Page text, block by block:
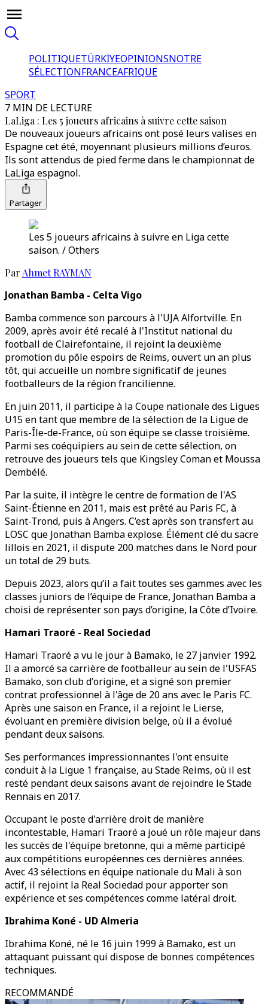
POLITIQUETÜRKİYEOPINIONSNOTRE
SÉLECTIONFRANCEAFRIQUE
SPORT
7 MIN DE LECTURE
LaLiga : Les 5 joueurs africains à suivre cette saison
De nouveaux joueurs africains ont posé leurs valises en
Espagne cet été, moyennant plusieurs millions d’euros.
Ils sont attendus de pied ferme dans le championnat de
LaLiga espagnol.
Partager
Les 5 joueurs africains à suivre en Liga cette
saison. / Others
Par Ahmet RAYMAN
Jonathan Bamba - Celta Vigo
Bamba commence son parcours à l'UJA Alfortville. En
2009, après avoir été recalé à l'Institut national du
football de Clairefontaine, il rejoint la deuxième
promotion du pôle espoirs de Reims, ouvert un an plus
tôt, qui accueille un nombre significatif de jeunes
footballeurs de la région francilienne.
En juin 2011, il participe à la Coupe nationale des Ligues
U15 en tant que membre de la sélection de la Ligue de
Paris-Île-de-France, où son équipe se classe troisième.
Parmi ses coéquipiers au sein de cette sélection, on
retrouve des joueurs tels que Kingsley Coman et Moussa
Dembélé.
Par la suite, il intègre le centre de formation de l'AS
Saint-Étienne en 2011, mais est prêté au Paris FC, à
Saint-Trond, puis à Angers. C’est après son transfert au
LOSC que Jonathan Bamba explose. Élément clé du sacre
lillois en 2021, il dispute 200 matches dans le Nord pour
un total de 29 buts.
Depuis 2023, alors qu’il a fait toutes ses gammes avec les
classes juniors de l’équipe de France, Jonathan Bamba a
choisi de représenter son pays d’origine, la Côte d’Ivoire.
Hamari Traoré - Real Sociedad
Hamari Traoré a vu le jour à Bamako, le 27 janvier 1992.
Il a amorcé sa carrière de footballeur au sein de l'USFAS
Bamako, son club d'origine, et a signé son premier
contrat professionnel à l'âge de 20 ans avec le Paris FC.
Après une saison en France, il a rejoint le Lierse,
évoluant en première division belge, où il a évolué
pendant deux saisons.
Ses performances impressionnantes l'ont ensuite
conduit à la Ligue 1 française, au Stade Reims, où il est
resté pendant deux saisons avant de rejoindre le Stade
Rennais en 2017.
Occupant le poste d'arrière droit de manière
incontestable, Hamari Traoré a joué un rôle majeur dans
les succès de l'équipe bretonne, qui a même participé
aux compétitions européennes ces dernières années.
Avec 43 sélections en équipe nationale du Mali à son
actif, il rejoint la Real Sociedad pour apporter son
expérience et ses compétences comme latéral droit.
Ibrahima Koné - UD Almeria
Ibrahima Koné, né le 16 juin 1999 à Bamako, est un
attaquant puissant qui dispose de bonnes compétences
techniques.
RECOMMANDÉ